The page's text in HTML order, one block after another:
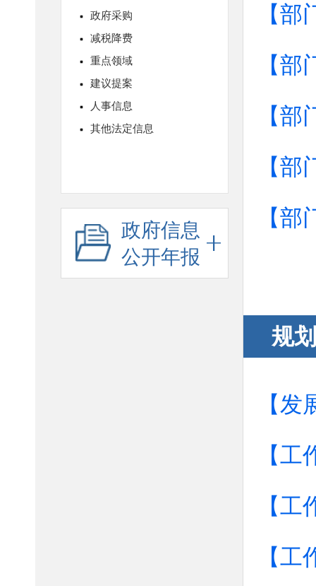
政府信息
公开年报
【
【
【
【
【
规
【
【
【
【